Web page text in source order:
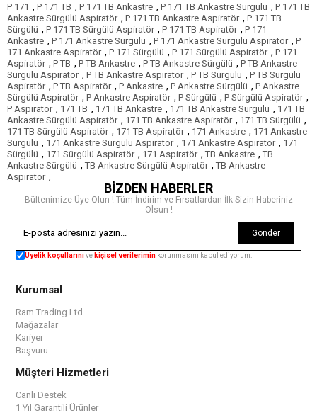
P 171 , P 171 TB , P 171 TB Ankastre , P 171 TB Ankastre Sürgülü , P 171 TB
Ankastre Sürgülü Aspiratör , P 171 TB Ankastre Aspiratör , P 171 TB
Sürgülü , P 171 TB Sürgülü Aspiratör , P 171 TB Aspiratör , P 171
Ankastre , P 171 Ankastre Sürgülü , P 171 Ankastre Sürgülü Aspiratör , P
171 Ankastre Aspiratör , P 171 Sürgülü , P 171 Sürgülü Aspiratör , P 171
Aspiratör , P TB , P TB Ankastre , P TB Ankastre Sürgülü , P TB Ankastre
Sürgülü Aspiratör , P TB Ankastre Aspiratör , P TB Sürgülü , P TB Sürgülü
Aspiratör , P TB Aspiratör , P Ankastre , P Ankastre Sürgülü , P Ankastre
Sürgülü Aspiratör , P Ankastre Aspiratör , P Sürgülü , P Sürgülü Aspiratör ,
P Aspiratör , 171 TB , 171 TB Ankastre , 171 TB Ankastre Sürgülü , 171 TB
Ankastre Sürgülü Aspiratör , 171 TB Ankastre Aspiratör , 171 TB Sürgülü ,
171 TB Sürgülü Aspiratör , 171 TB Aspiratör , 171 Ankastre , 171 Ankastre
Sürgülü , 171 Ankastre Sürgülü Aspiratör , 171 Ankastre Aspiratör , 171
Sürgülü , 171 Sürgülü Aspiratör , 171 Aspiratör , TB Ankastre , TB
Ankastre Sürgülü , TB Ankastre Sürgülü Aspiratör , TB Ankastre
Aspiratör ,
BİZDEN HABERLER
Bültenimize Üye Olun ! Tüm İndirim ve Fırsatlardan İlk Sizin Haberiniz
Olsun !
Gönder
Üyelik koşullarınıve kişisel verilerimin korunmasını kabul ediyorum.
Kurumsal
Ram Trading Ltd.
Mağazalar
Kariyer
Başvuru
Müşteri Hizmetleri
Canlı Destek
1 Yıl Garantili Ürünler